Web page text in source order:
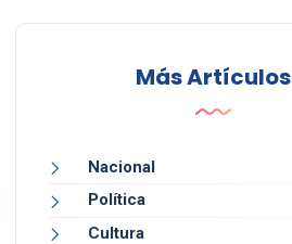
Más Artículos
Nacional
Política
Cultura